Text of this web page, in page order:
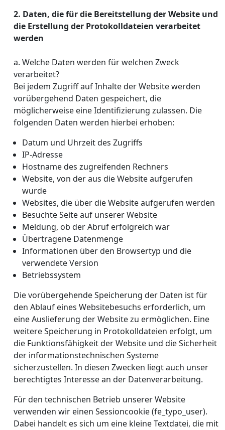
2. Daten, die für die Bereitstellung der Website und
die Erstellung der Protokolldateien verarbeitet
werden
a. Welche Daten werden für welchen Zweck
verarbeitet?
Bei jedem Zugriff auf Inhalte der Website werden
vorübergehend Daten gespeichert, die
möglicherweise eine Identifizierung zulassen. Die
folgenden Daten werden hierbei erhoben:
Datum und Uhrzeit des Zugriffs
IP-Adresse
Hostname des zugreifenden Rechners
Website, von der aus die Website aufgerufen
wurde
Websites, die über die Website aufgerufen werden
Besuchte Seite auf unserer Website
Meldung, ob der Abruf erfolgreich war
Übertragene Datenmenge
Informationen über den Browsertyp und die
verwendete Version
Betriebssystem
Die vorübergehende Speicherung der Daten ist für
den Ablauf eines Websitebesuchs erforderlich, um
eine Auslieferung der Website zu ermöglichen. Eine
weitere Speicherung in Protokolldateien erfolgt, um
die Funktionsfähigkeit der Website und die Sicherheit
der informationstechnischen Systeme
sicherzustellen. In diesen Zwecken liegt auch unser
berechtigtes Interesse an der Datenverarbeitung.
Für den technischen Betrieb unserer Website
verwenden wir einen Sessioncookie (fe_typo_user).
Dabei handelt es sich um eine kleine Textdatei, die mit